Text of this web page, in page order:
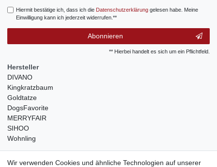
Hiermit bestätige ich, dass ich die Daten­schutz­erklärunggelesen habe. Meine
Einwilligung kann ich jederzeit widerrufen.**
Abonnieren
** Hierbei handelt es sich um ein Pflichtfeld.
Hersteller
DIVANO
Kingkratzbaum
Goldtatze
DogsFavorite
MERRYFAIR
SIHOO
Wohnling
weitere Shops
Wir verwenden Cookies und ähnliche Technologien auf unserer